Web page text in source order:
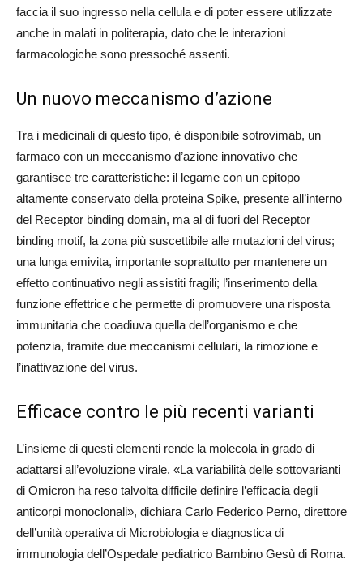
faccia il suo ingresso nella cellula e di poter essere utilizzate
anche in malati in politerapia, dato che le interazioni
farmacologiche sono pressoché assenti.
Un nuovo meccanismo d’azione
Tra i medicinali di questo tipo, è disponibile sotrovimab, un
farmaco con un meccanismo d’azione innovativo che
garantisce tre caratteristiche: il legame con un epitopo
altamente conservato della proteina Spike, presente all’interno
del Receptor binding domain, ma al di fuori del Receptor
binding motif, la zona più suscettibile alle mutazioni del virus;
una lunga emivita, importante soprattutto per mantenere un
effetto continuativo negli assistiti fragili; l’inserimento della
funzione effettrice che permette di promuovere una risposta
immunitaria che coadiuva quella dell’organismo e che
potenzia, tramite due meccanismi cellulari, la rimozione e
l’inattivazione del virus.
Efficace contro le più recenti varianti
L’insieme di questi elementi rende la molecola in grado di
adattarsi all’evoluzione virale. «La variabilità delle sottovarianti
di Omicron ha reso talvolta difficile definire l’efficacia degli
anticorpi monoclonali», dichiara Carlo Federico Perno, direttore
dell’unità operativa di Microbiologia e diagnostica di
immunologia dell’Ospedale pediatrico Bambino Gesù di Roma.